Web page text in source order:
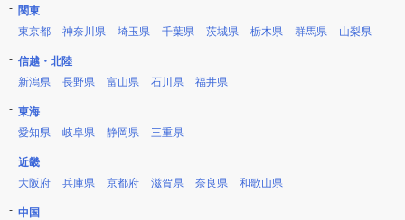
関東
東京都
神奈川県 埼玉県 千葉県 茨城県 栃木県 群馬県 山梨県
信越・北陸
新潟県
長野県 富山県 石川県 福井県
東海
愛知県
岐阜県 静岡県 三重県
近畿
大阪府
兵庫県 京都府 滋賀県 奈良県 和歌山県
中国